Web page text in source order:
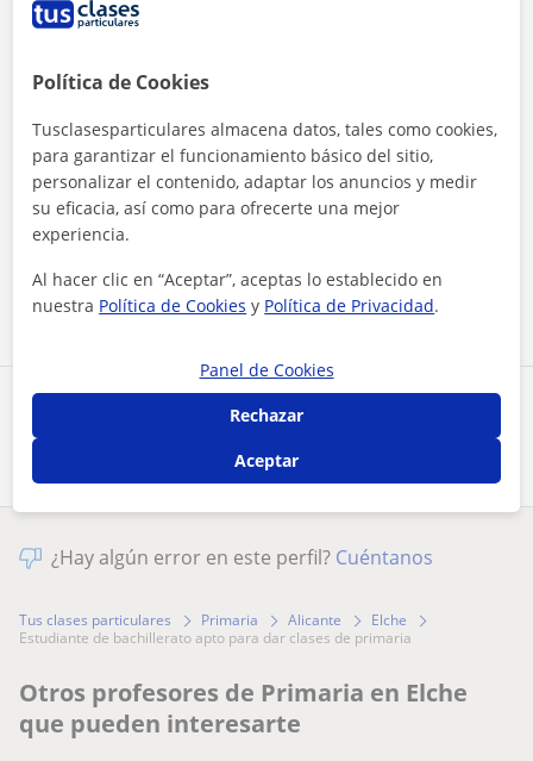
Comparte a este profesor
Al hacer clic, aceptas nuestroaviso legal y de privacidad
Contactar ahora
¿Hay algún error en este perfil? Cuéntanos
Tus clases particulares Primaria Alicante
Elche
estudiante de bachillerato apto para dar clases de primaria
Otros profesores de Primaria en Elche
que pueden interesarte
Política de Cookies
Tusclasesparticulares almacena datos, tales como cookies,
para garantizar el funcionamiento básico del sitio,
personalizar el contenido, adaptar los anuncios y medir
su eficacia, así como para ofrecerte una mejor
experiencia.
Al hacer clic en “Aceptar”, aceptas lo establecido en
nuestra Política de Cookies y Política de Privacidad.
Panel de Cookies
Rechazar
Aceptar